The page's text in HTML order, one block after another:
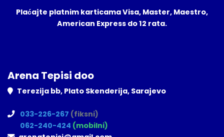
Plaćajte platnim karticama Visa, Master, Maestro,
American Express do 12 rata.
Arena Tepisi doo
Terezija bb, Plato Skenderija, Sarajevo
033-226-267 (fiksni)
062-240-424 (mobilni)